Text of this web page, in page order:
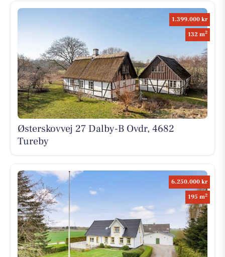
1.399.000 kr
132 m2
Østerskovvej 27 Dalby-B Ovdr, 4682
Tureby
6.250.000 kr
195 m2